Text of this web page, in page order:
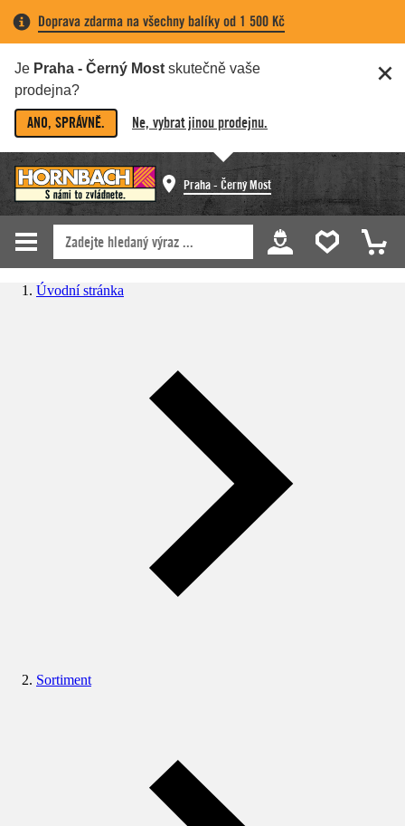
Doprava zdarma na všechny balíky od 1 500 Kč
Je Praha - Černý Most skutečně vaše
prodejna?
ANO, SPRÁVNĚ. Ne, vybrat jinou prodejnu.
Praha - Černý Most
Úvodní stránka
Sortiment